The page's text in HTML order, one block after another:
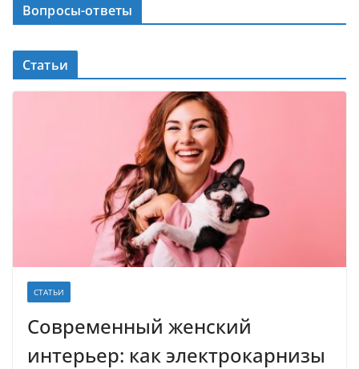
Вопросы-ответы
Статьи
СТАТЬИ
Современный женский
интерьер: как электрокарнизы